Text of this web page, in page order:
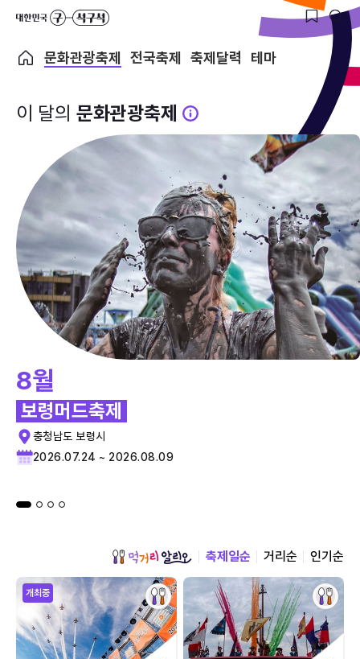
문화관광축제 전국축제 축제달력 테마
이 달의 문화관광축제
8월
보령머드축제
충청남도 보령시
2026.07.24 ~ 2026.08.09
축제일순 거리순 인기순
개최중